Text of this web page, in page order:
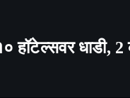
हॉटेल्सवर धाडी,